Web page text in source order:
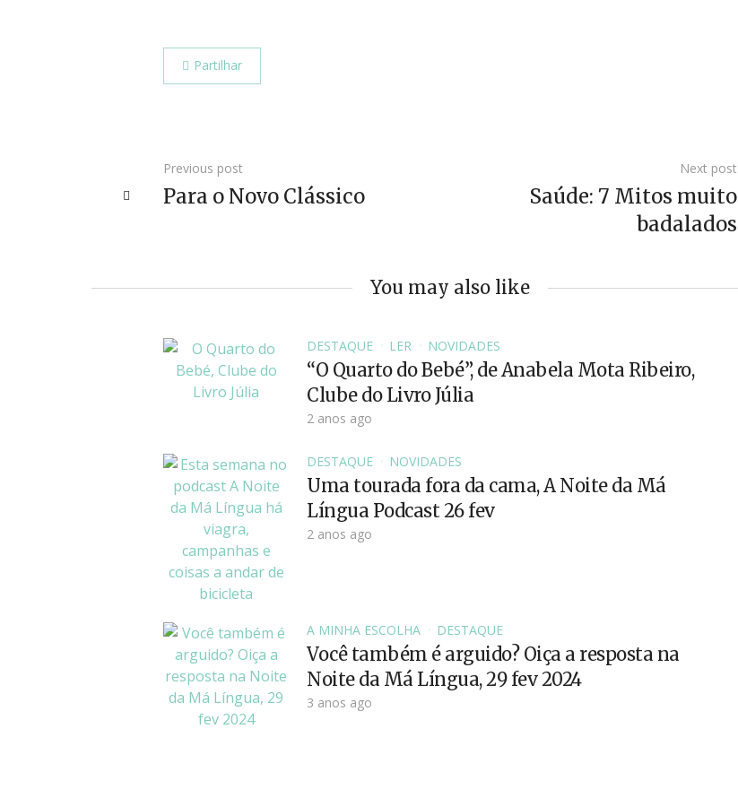
Partilhar
Previous post
Para o Novo Clássico
Next post
Saúde: 7 Mitos muito
badalados
You may also like
DESTAQUE LER NOVIDADES
“O Quarto do Bebé”, de Anabela Mota Ribeiro,
Clube do Livro Júlia
2 anos ago
DESTAQUE NOVIDADES
Uma tourada fora da cama, A Noite da Má
Língua Podcast 26 fev
2 anos ago
A MINHA ESCOLHA DESTAQUE
Você também é arguido? Oiça a resposta na
Noite da Má Língua, 29 fev 2024
3 anos ago